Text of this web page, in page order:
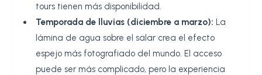
tours tienen más disponibilidad.
Temporada de lluvias (diciembre a marzo): La
lámina de agua sobre el salar crea el efecto
espejo más fotografiado del mundo. El acceso
puede ser más complicado, pero la experiencia